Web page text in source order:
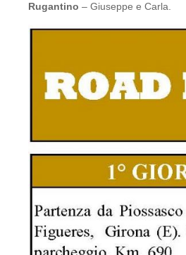
Rugantino – Giuseppe e Carla.